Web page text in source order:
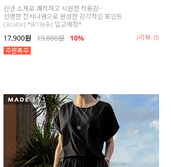
린넨 소재로 쾌적하고 시원한 착용감~
선명한 전사나염으로 완성한 감각적인 포인트
(3color) *8/19(수) 입고예정*
17,900원 19,800원 10% (리뷰: 0)